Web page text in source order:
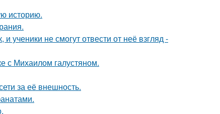
историю.
ученики не смогут отвести от неё взгляд -
с Михаилом галустяном.
за её внешность.